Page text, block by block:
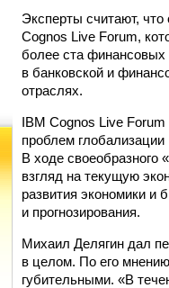
Эксперты считают,
Cognos Live Forum,
более ста
в банковской и
отраслях.
IBM Cognos Live Forum
проблем
В ходе своеобразного
взгляд на текущую
развития экономики и
и прогнозирования.
Михаил Делягин дал
в целом. По его
губительными. «В